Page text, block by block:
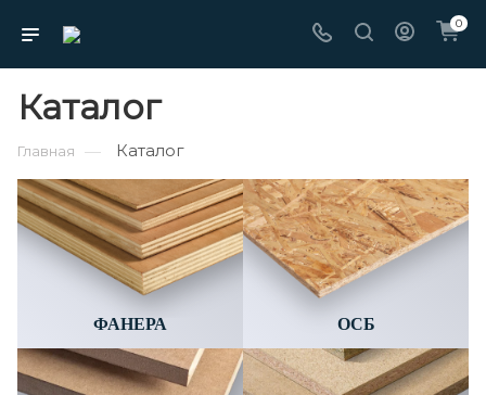
0
Каталог
Главная — Каталог
ФАНЕРА ОСБ